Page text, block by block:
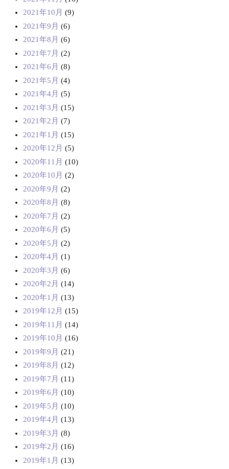
2021年10月 (9)
2021年9月 (6)
2021年8月 (6)
2021年7月 (2)
2021年6月 (8)
2021年5月 (4)
2021年4月 (5)
2021年3月 (15)
2021年2月 (7)
2021年1月 (15)
2020年12月 (5)
2020年11月 (10)
2020年10月 (2)
2020年9月 (2)
2020年8月 (8)
2020年7月 (2)
2020年6月 (5)
2020年5月 (2)
2020年4月 (1)
2020年3月 (6)
2020年2月 (14)
2020年1月 (13)
2019年12月 (15)
2019年11月 (14)
2019年10月 (16)
2019年9月 (21)
2019年8月 (12)
2019年7月 (11)
2019年6月 (10)
2019年5月 (10)
2019年4月 (13)
2019年3月 (8)
2019年2月 (16)
2019年1月 (13)